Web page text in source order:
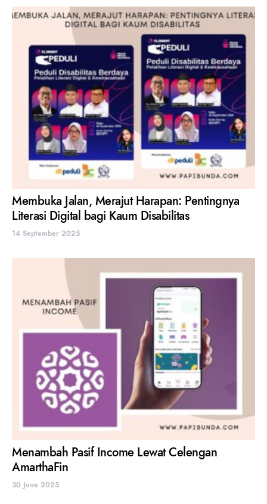
Membuka Jalan, Merajut Harapan: Pentingnya
Literasi Digital bagi Kaum Disabilitas
14 September 2025
Menambah Pasif Income Lewat Celengan
AmarthaFin
30 June 2025